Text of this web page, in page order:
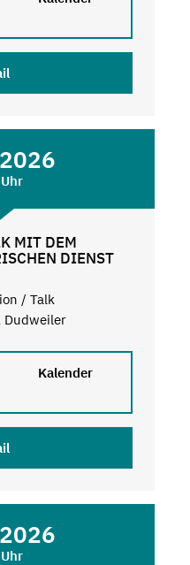
MIT DEM
DIENST
/ Talk
Dudweiler
Kalender